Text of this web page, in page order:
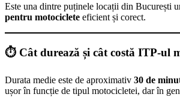
Este una dintre puținele locații din București
pentru motociclete eficient și corect.
⏱️ Cât durează și cât costă ITP-ul
Durata medie este de aproximativ 30 de
ușor în funcție de tipul motocicletei, dar în